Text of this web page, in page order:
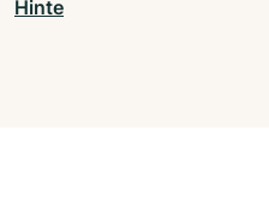
Hinte